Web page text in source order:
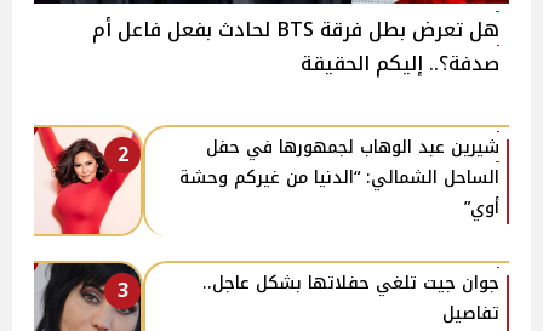
هل تعرض بطل فرقة BTS لحادث بفعل فاعل أم
صدفة؟.. إليكم الحقيقة
2
شيرين عبد الوهاب لجمهورها في حفل
الساحل الشمالي: “الدنيا من غيركم وحشة
أوي”
3
جوان جيت تلغي حفلاتها بشكل عاجل..
تفاصيل